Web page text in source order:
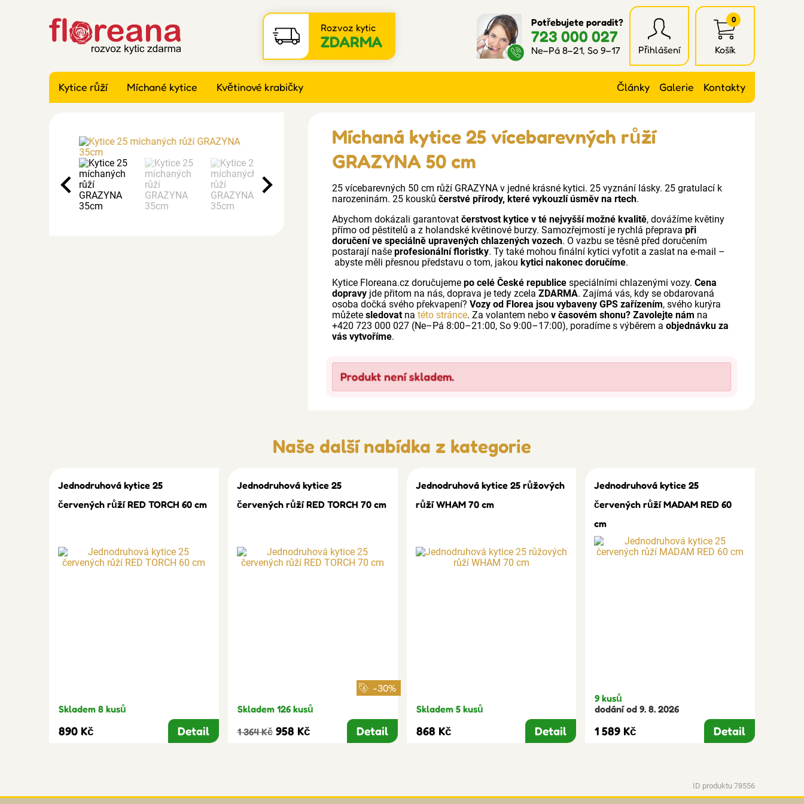
Rozvoz kytic
ZDARMA
Potřebujete poradit?
723 000 027
Ne–Pá 8–21, So 9–17 Přihlášení
0
Košík
Kytice růží Míchané kytice Květinové krabičky Články Galerie Kontakty
Míchaná kytice 25 vícebarevných růží
GRAZYNA 50 cm
25 vícebarevných 50 cm růží GRAZYNA v jedné krásné kytici. 25 vyznání lásky. 25 gratulací k
narozeninám. 25 kouskůčerstvé přírody, které vykouzlí úsměv na rtech.
Abychom dokázali garantovatčerstvost kytice v té nejvyšší možné kvalitě, dovážíme květiny
přímo od pěstitelů a z holandské květinové burzy. Samozřejmostí je rychlá přepravapři
doručení ve speciálně upravených chlazených vozech. O vazbu se těsně před doručením
postarají našeprofesionální floristky. Ty také mohou finální kytici vyfotit a zaslat na e-mail –
abyste měli přesnou představu o tom, jakoukytici nakonec doručíme.
Kytice Floreana.cz doručujemepo celé České republice speciálními chlazenými vozy.Cena
dopravy jde přitom na nás, doprava je tedy zcelaZDARMA. Zajímá vás, kdy se obdarovaná
osoba dočká svého překvapení?Vozy od Florea jsou vybaveny GPS zařízením, svého kurýra
můžetesledovatnatéto stránce. Za volantem nebov časovém shonu? Zavolejte nám na
+420 723 000 027 (Ne–Pá 8:00–21:00, So 9:00–17:00), poradíme s výběrem aobjednávku za
vás vytvoříme.
Produkt není skladem.
Naše další nabídka z kategorie
Jednodruhová kytice 25
červených růží RED TORCH 60 cm
Skladem 8 kusů
890 Kč Detail
Jednodruhová kytice 25
červených růží RED TORCH 70 cm
-30%
Skladem 126 kusů
1 364 Kč 958 Kč Detail
Jednodruhová kytice 25 růžových
růží WHAM 70 cm
Skladem 5 kusů
868 Kč Detail
Jednodruhová kytice 25
červených růží MADAM RED 60
cm
9 kusů
dodání od 9. 8. 2026
1 589 Kč Detail
ID produktu 78556